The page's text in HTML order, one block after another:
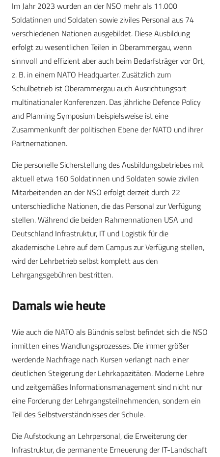
Im Jahr 2023 wurden an der NSO mehr als 11.000
Soldatinnen und Soldaten sowie ziviles Personal aus 74
verschiedenen Nationen ausgebildet. Diese Ausbildung
erfolgt zu wesentlichen Teilen in Oberammergau, wenn
sinnvoll und effizient aber auch beim Bedarfsträger vor Ort,
z. B. in einem NATO Headquarter. Zusätzlich zum
Schulbetrieb ist Oberammergau auch Ausrichtungsort
multinationaler Konferenzen. Das jährliche Defence Policy
and Planning Symposium beispielsweise ist eine
Zusammenkunft der politischen Ebene der NATO und ihrer
Partnernationen.
Die personelle Sicherstellung des Ausbildungsbetriebes mit
aktuell etwa 160 Soldatinnen und Soldaten sowie zivilen
Mitarbeitenden an der NSO erfolgt derzeit durch 22
unterschiedliche Nationen, die das Personal zur Verfügung
stellen. Während die beiden Rahmennationen USA und
Deutschland Infrastruktur, IT und Logistik für die
akademische Lehre auf dem Campus zur Verfügung stellen,
wird der Lehrbetrieb selbst komplett aus den
Lehrgangsgebühren bestritten.
Damals wie heute
Wie auch die NATO als Bündnis selbst befindet sich die NSO
inmitten eines Wandlungsprozesses. Die immer größer
werdende Nachfrage nach Kursen verlangt nach einer
deutlichen Steigerung der Lehrkapazitäten. Moderne Lehre
und zeitgemäßes Informationsmanagement sind nicht nur
eine Forderung der Lehrgangsteilnehmenden, sondern ein
Teil des Selbstverständnisses der Schule.
Die Aufstockung an Lehrpersonal, die Erweiterung der
Infrastruktur, die permanente Erneuerung der IT-Landschaft